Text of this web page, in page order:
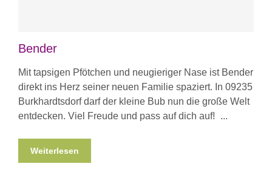
Bender
Mit tapsigen Pfötchen und neugieriger Nase ist Bender
direkt ins Herz seiner neuen Familie spaziert. In 09235
Burkhardtsdorf darf der kleine Bub nun die große Welt
entdecken. Viel Freude und pass auf dich auf!
Weiterlesen